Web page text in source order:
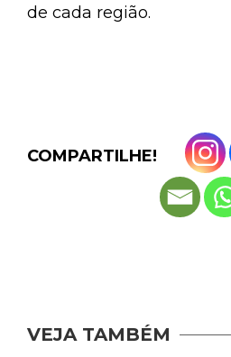
de cada região.
COMPARTILHE!
VEJA TAMBÉM